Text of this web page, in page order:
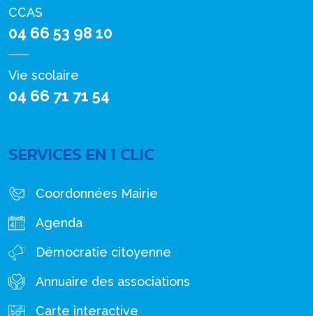
CCAS
04 66 53 98 10
Vie scolaire
04 66 71 71 54
SERVICES EN 1 CLIC
Coordonnées Mairie
Agenda
Démocratie citoyenne
Annuaire des associations
Carte interactive